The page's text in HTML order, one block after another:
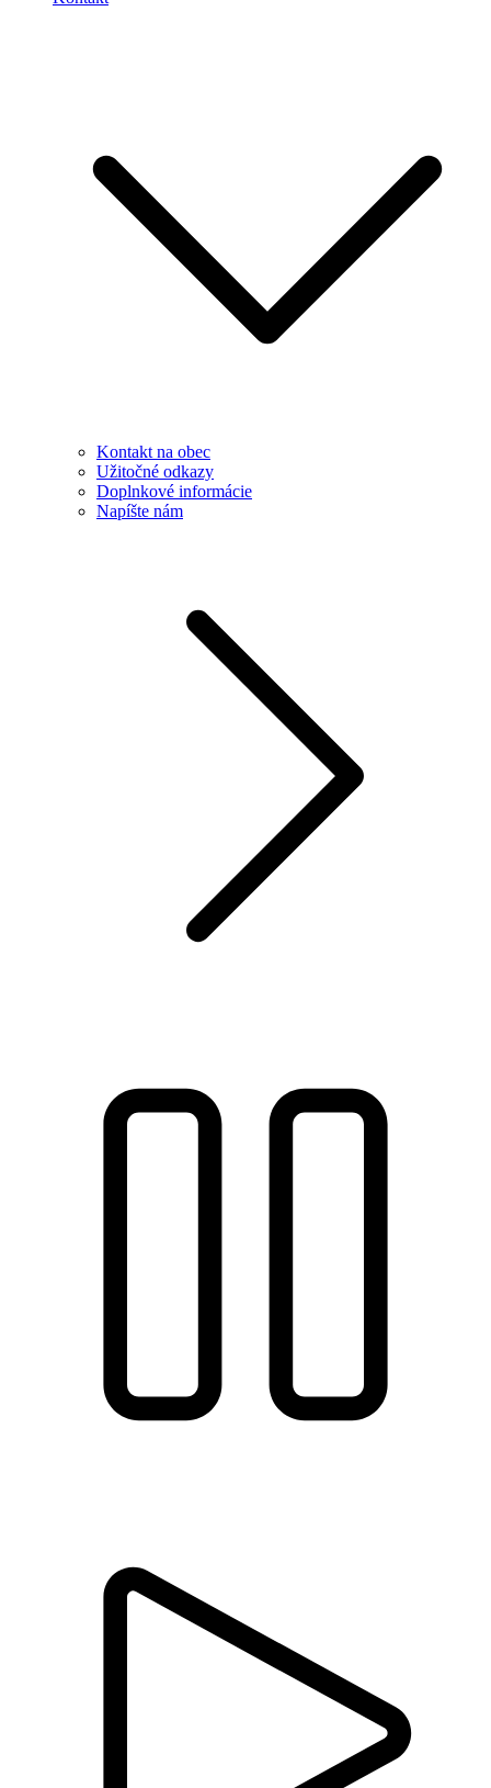
Kontakt na obec
Užitočné odkazy
Doplnkové informácie
Napíšte nám